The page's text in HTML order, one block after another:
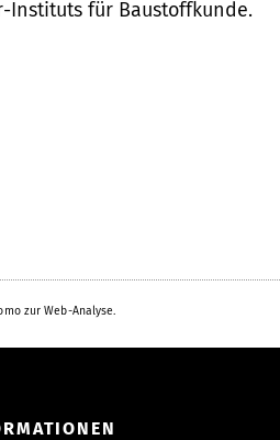
Instituts für Baustoffkunde.
zur Web-Analyse.